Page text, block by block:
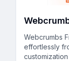
Webcrumbs
effortlessly